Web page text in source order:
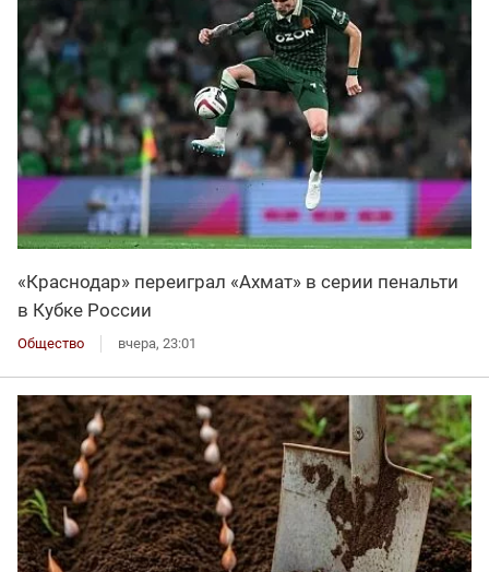
«Краснодар» переиграл «Ахмат» в серии пенальти
в Кубке России
Общество вчера, 23:01